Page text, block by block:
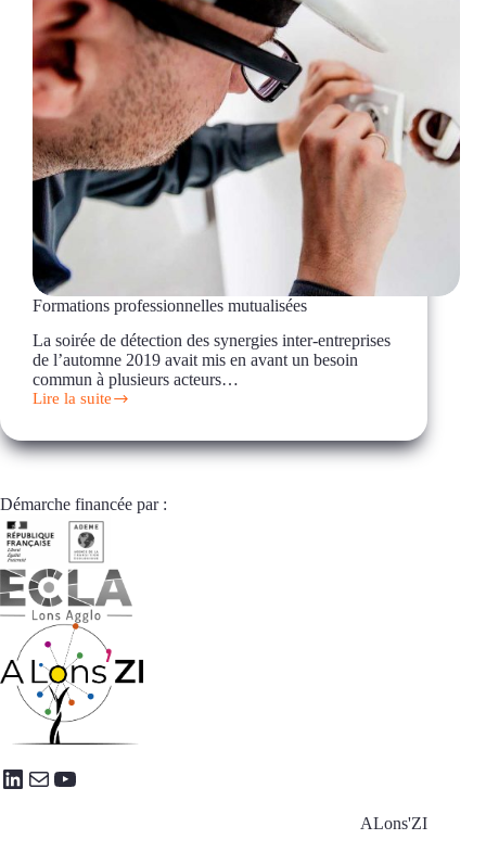
Formations professionnelles mutualisées
La soirée de détection des synergies inter-entreprises
de l’automne 2019 avait mis en avant un besoin
commun à plusieurs acteurs…
Lire la suite
Formations
mutualisées
Démarche financée par :
LinkedIn
E-mailYouTube
ALons'ZI